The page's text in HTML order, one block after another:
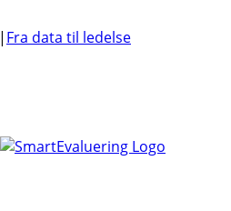
| Fra data til ledelse